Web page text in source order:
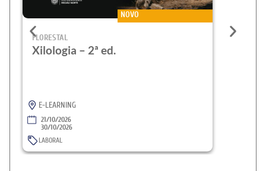
NOVO
FLORESTAL
Xilologia – 2ª ed.
E-LEARNING
21/10/2026
30/10/2026
LABORAL